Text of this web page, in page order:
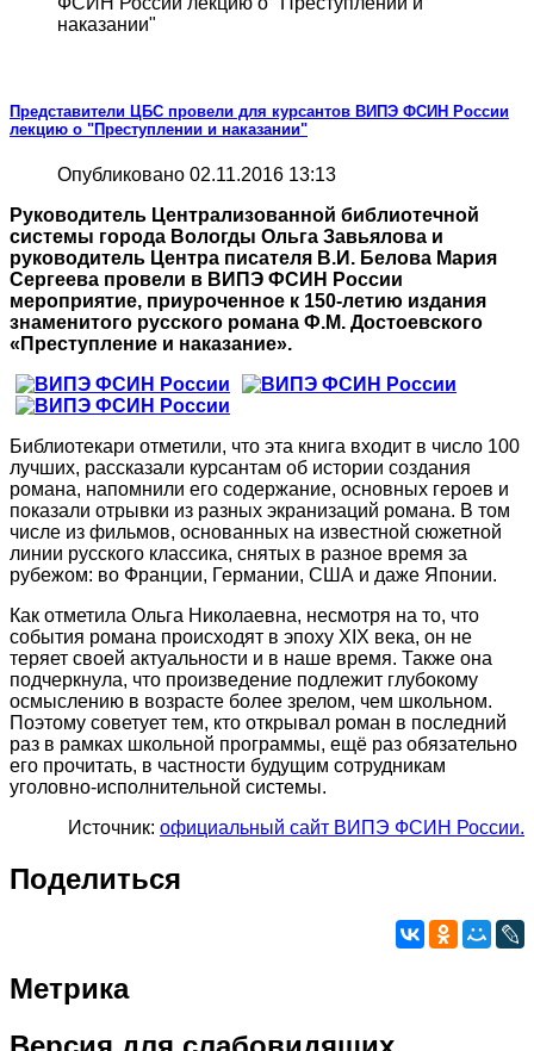
наказании"
Представители ЦБС провели для курсантов ВИПЭ ФСИН России
лекцию о "Преступлении и наказании"
Опубликовано 02.11.2016 13:13
Руководитель Централизованной библиотечной
системы города Вологды Ольга Завьялова и
руководитель Центра писателя В.И. Белова Мария
Сергеева провели в ВИПЭ ФСИН России
мероприятие, приуроченное к 150-летию издания
знаменитого русского романа Ф.М. Достоевского
«Преступление и наказание».
Библиотекари отметили, что эта книга входит в число 100
лучших, рассказали курсантам об истории создания
романа, напомнили его содержание, основных героев и
показали отрывки из разных экранизаций романа. В том
числе из фильмов, основанных на известной сюжетной
линии русского классика, снятых в разное время за
рубежом: во Франции, Германии, США и даже Японии.
Как отметила Ольга Николаевна, несмотря на то, что
события романа происходят в эпоху ХІХ века, он не
теряет своей актуальности и в наше время. Также она
подчеркнула, что произведение подлежит глубокому
осмыслению в возрасте более зрелом, чем школьном.
Поэтому советует тем, кто открывал роман в последний
раз в рамках школьной программы, ещё раз обязательно
его прочитать, в частности будущим сотрудникам
уголовно-исполнительной системы.
Источник: официальный сайт ВИПЭ ФСИН России.
Поделиться
Метрика